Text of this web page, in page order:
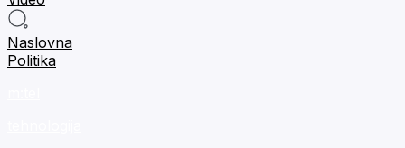
Naslovna
Politika